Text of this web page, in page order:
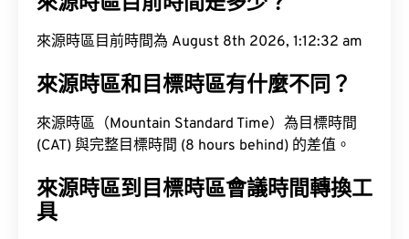
來源時區目前時間為 August 8th 2026, 1:12:33 am
來源時區和目標時區有什麼不同？
來源時區（Mountain Standard Time）為目標時間
(CAT) 與完整目標時間 (8 hours behind) 的差值。
來源時區到目標時區會議時間轉換工
具